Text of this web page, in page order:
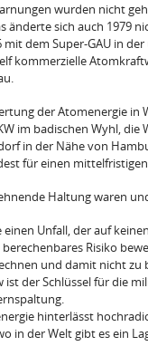
wurden nicht
änderte sich auch 1979
dem Super-GAU in
kommerzielle
der Atomenergie
im badischen Wyhl,
in der Nähe von
für einen
Haltung waren
einen Unfall, der auf
Risiko
und damit nicht zu
ist der Schlüssel für die
hinterlässt
in der Welt gibt es ein